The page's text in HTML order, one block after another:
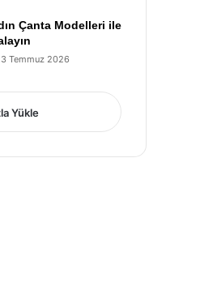
Çanta Modelleri ile
Temmuz 2026
Yükle